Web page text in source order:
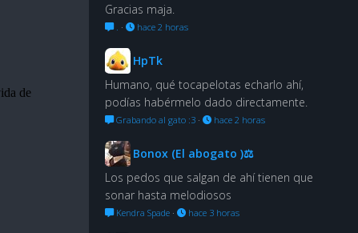
Gracias maja.
. · hace 2 horas
HpTk
Humano, qué tocapelotas echarlo ahí,
podías habérmelo dado directamente.
Grabando al gato :3 · hace 2 horas
Bonox (El abogato )⚖
Los pedos que salgan de ahí tienen que
sonar hasta melodiosos
Kendra Spade · hace 3 horas